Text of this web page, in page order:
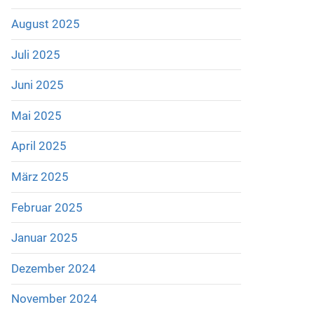
August 2025
Juli 2025
Juni 2025
Mai 2025
April 2025
März 2025
Februar 2025
Januar 2025
Dezember 2024
November 2024